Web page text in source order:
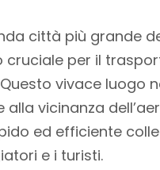
città più grande
cruciale per il
vivace luogo
alla vicinanza
ed efficiente
e i turisti.